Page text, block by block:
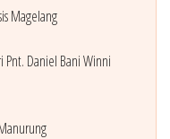
Magelang
Pnt. Daniel Bani Winni